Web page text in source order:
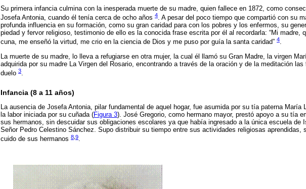
Su primera infancia culmina con la inesperada muerte de su madre, quien fallece en 1872, como
Josefa Antonia, cuando él tenía cerca de ocho años 4. A pesar del poco tiempo que compartió con su
profunda influencia en su formación, como su gran caridad para con los pobres y los enfermos, su
piedad y fervor religioso, testimonio de ello es la conocida frase escrita por él al recordarla: “Mi madre,
cuna, me enseñó la virtud, me crio en la ciencia de Dios y me puso por guía la santa caridad” 4.
La muerte de su madre, lo lleva a refugiarse en otra mujer, la cual él llamó su Gran Madre, la virgen
adquirida por su madre La Virgen del Rosario, encontrando a través de la oración y de la meditación
duelo 3.
Infancia (8 a 11 años)
La ausencia de Josefa Antonia, pilar fundamental de aquel hogar, fue asumida por su tía paterna María
la labor iniciada por su cuñada (Figura 3). José Gregorio, como hermano mayor, prestó apoyo a su tía
sus hermanos, sin descuidar sus obligaciones escolares ya que había ingresado a la única escuela de
Señor Pedro Celestino Sánchez. Supo distribuir su tiempo entre sus actividades religiosas aprendidas,
cuido de sus hermanos 8 9.